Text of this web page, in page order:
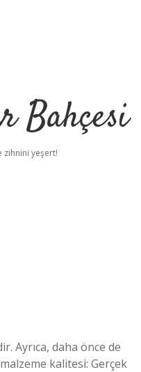
Bahçesi
zihnini yeşert!
Ayrıca, daha önce de
kalitesi: Gerçek